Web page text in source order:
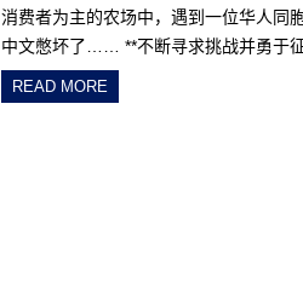
消费者为主的农场中，遇到一位华人同
中文憋坏了…… **不断寻求挑战并勇于
READ MORE